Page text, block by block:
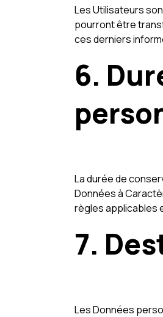
Les Utilisateurs
pourront être
ces derniers
6.
La durée de
Données à
règles applicables
7.
Les Données